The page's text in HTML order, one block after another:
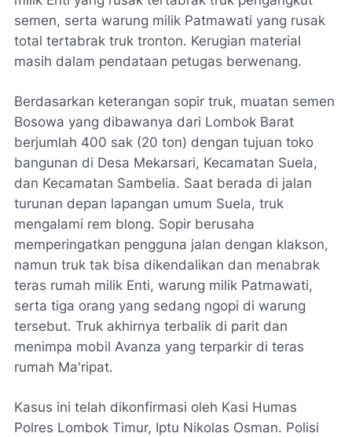
semen, serta warung milik Patmawati yang rusak
total tertabrak truk tronton. Kerugian material
masih dalam pendataan petugas berwenang.
Berdasarkan keterangan sopir truk, muatan semen
Bosowa yang dibawanya dari Lombok Barat
berjumlah 400 sak (20 ton) dengan tujuan toko
bangunan di Desa Mekarsari, Kecamatan Suela,
dan Kecamatan Sambelia. Saat berada di jalan
turunan depan lapangan umum Suela, truk
mengalami rem blong. Sopir berusaha
memperingatkan pengguna jalan dengan klakson,
namun truk tak bisa dikendalikan dan menabrak
teras rumah milik Enti, warung milik Patmawati,
serta tiga orang yang sedang ngopi di warung
tersebut. Truk akhirnya terbalik di parit dan
menimpa mobil Avanza yang terparkir di teras
rumah Ma'ripat.
Kasus ini telah dikonfirmasi oleh Kasi Humas
Polres Lombok Timur, Iptu Nikolas Osman. Polisi